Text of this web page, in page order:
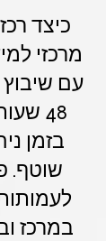
כיצד
מרכזי
עם
בזמן
במרכז